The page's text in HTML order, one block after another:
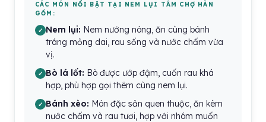
CÁC MÓN NỔI BẬT TẠI NEM LỤI TÂM CHỢ HÀN
GỒM:
Nem lụi: Nem nướng nóng, ăn cùng bánh
tráng mỏng dai, rau sống và nước chấm vừa
vị.
Bò lá lốt: Bò được ướp đậm, cuốn rau khá
hợp, phù hợp gọi thêm cùng nem lụi.
Bánh xèo: Món đặc sản quen thuộc, ăn kèm
nước chấm và rau tươi, hợp với nhóm muốn